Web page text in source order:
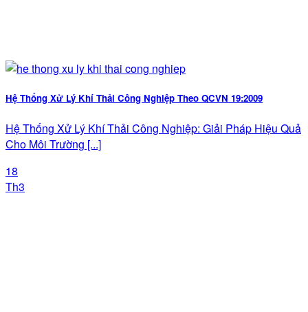
Hệ Thống Xử Lý Khí Thải Công Nghiệp Theo QCVN 19:2009
Hệ Thống Xử Lý Khí Thải Công Nghiệp: Giải Pháp Hiệu Quả
Cho Môi Trường [...]
18
Th3